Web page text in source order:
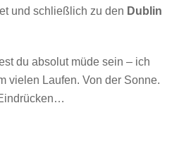
und schließlich zu den Dublin
du absolut müde sein – ich
vielen Laufen. Von der Sonne.